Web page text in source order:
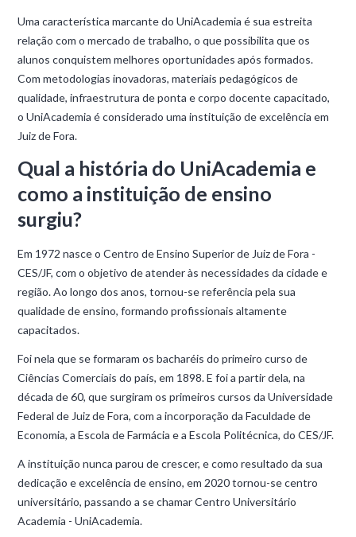
Uma característica marcante do UniAcademia é sua estreita
relação com o mercado de trabalho, o que possibilita que os
alunos conquistem melhores oportunidades após formados.
Com metodologias inovadoras, materiais pedagógicos de
qualidade, infraestrutura de ponta e corpo docente capacitado,
o UniAcademia é considerado uma instituição de excelência em
Juiz de Fora.
Qual a história do UniAcademia e
como a instituição de ensino
surgiu?
Em 1972 nasce o Centro de Ensino Superior de Juiz de Fora -
CES/JF, com o objetivo de atender às necessidades da cidade e
região. Ao longo dos anos, tornou-se referência pela sua
qualidade de ensino, formando profissionais altamente
capacitados.
Foi nela que se formaram os bacharéis do primeiro curso de
Ciências Comerciais do país, em 1898. E foi a partir dela, na
década de 60, que surgiram os primeiros cursos da Universidade
Federal de Juiz de Fora, com a incorporação da Faculdade de
Economia, a Escola de Farmácia e a Escola Politécnica, do CES/JF.
A instituição nunca parou de crescer, e como resultado da sua
dedicação e excelência de ensino, em 2020 tornou-se centro
universitário, passando a se chamar Centro Universitário
Academia - UniAcademia.